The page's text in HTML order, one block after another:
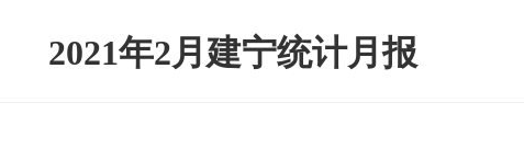
2021年2月建宁统计月报